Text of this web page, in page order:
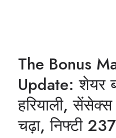
The Bonus
Update: शेयर
हरियाली,
चढ़ा, निफ्टी